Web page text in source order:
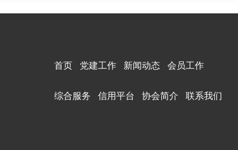
首页 党建工作 新闻动态 会员工作
综合服务 信用平台 协会简介 联系我们